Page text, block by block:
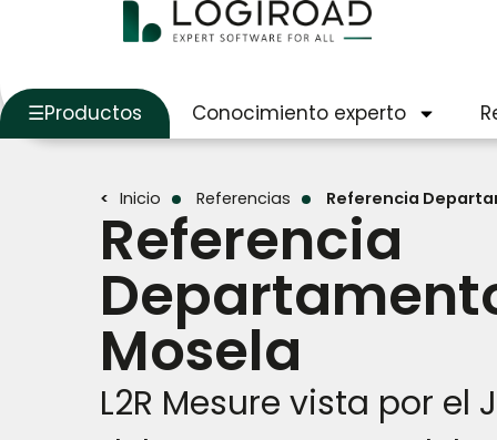
Productos Conocimiento experto
Inicio Referencias Referencia
Referencia
Mosela
L2R Mesure vista por el